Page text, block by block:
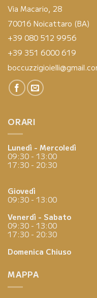
Via Macario, 28
70016 Noicattaro (BA)
+39 080 512 9956
+39 351 6000 619
ORARI
Lunedì - Mercoledì
09:30 - 13:00
17:30 - 20:30
Giovedì
09:30 - 13:00
Venerdì - Sabato
09:30 - 13:00
17:30 - 20:30
Domenica Chiuso
MAPPA